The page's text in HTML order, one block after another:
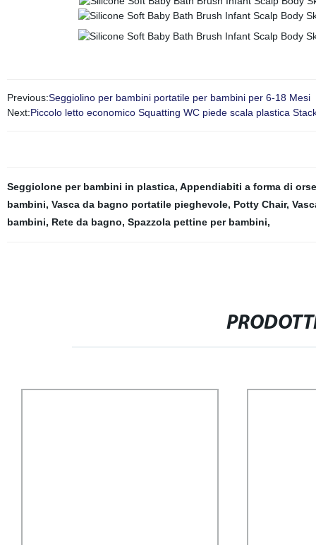
Previous:Seggiolino per bambini portatile per bambini per 6-18 Mesi
Next:Piccolo letto economico Squatting WC piede scala plastica
Seggiolone per bambini in plastica, Appendiabiti a forma di
bambini, Vasca da bagno portatile pieghevole, Potty Chair,
bambini, Rete da bagno, Spazzola pettine per bambini,